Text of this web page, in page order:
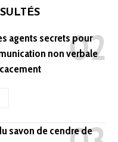
agents secrets pour
non verbale
savon de cendre de